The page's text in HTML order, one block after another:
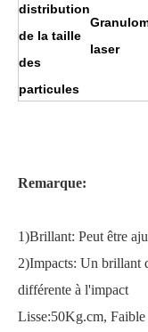
distribution
de la taille
des
particules
laser
Remarque:
1)Brillant: Peut être
2)Impacts: Un brillant
différente à l'impact
Lisse:50Kg.cm,